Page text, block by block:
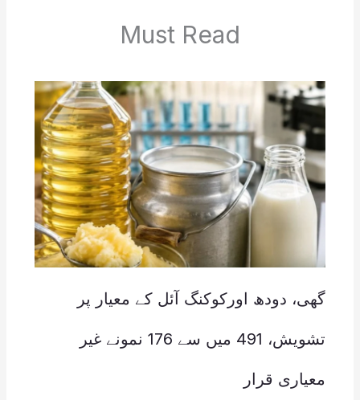
Must Read
گھی، دودھ اورکوکنگ آئل کے معیار پر
تشویش، 491 میں سے 176 نمونے غیر
معیاری قرار